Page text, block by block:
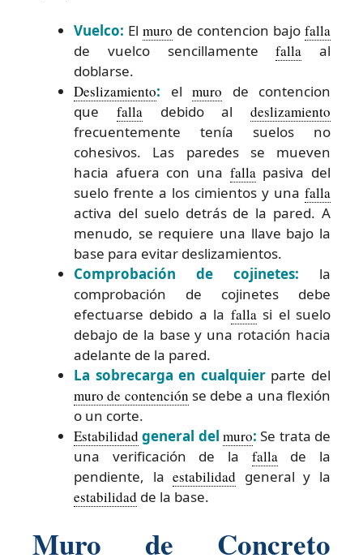
Vuelco: El muro de contencion bajo falla
de vuelco sencillamentefalla al
doblarse.
Deslizamiento: el muro de contencion
que falladebido al deslizamiento
frecuentemente tenía suelos no
cohesivos. Las paredes se mueven
hacia afuera con una fallapasiva del
suelo frente a los cimientos y una falla
activa del suelo detrás de la pared. A
menudo, se requiere una llave bajo la
base para evitar deslizamientos.
Comprobación de cojinetes: la
comprobación de cojinetes debe
efectuarse debido a la fallasi el suelo
debajo de la base y una rotación hacia
adelante de la pared.
La sobrecarga en cualquierparte del
muro de contención se debe a una flexión
o un corte.
Estabilidad general del muro: Se trata de
una verificación de la fallade la
pendiente, laestabilidad general y la
estabilidad de la base.
Muro de Concreto